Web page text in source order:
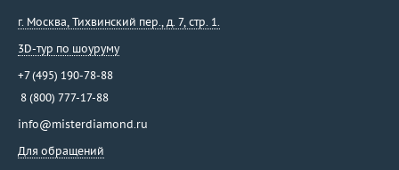
г. Москва, Тихвинский пер., д. 7, стр. 1.
3D-тур по шоуруму
+7 (495) 190-78-88
8 (800) 777-17-88
info@misterdiamond.ru
Для обращений